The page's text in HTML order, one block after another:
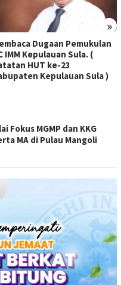
»
Dugaan Pemukulan
IMM Kepulauan Sula. (
HUT ke-23
Kepulauan Sula )
Fokus MGMP dan KKG
MA di Pulau Mangoli